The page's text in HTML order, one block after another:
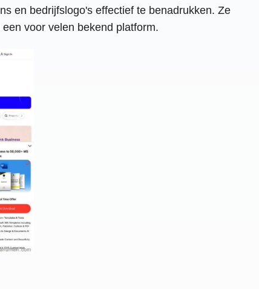
en bedrijfslogo's effectief te benadrukken. Ze
voor velen bekend platform.